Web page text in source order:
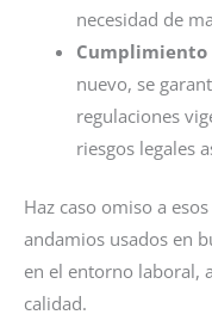
necesidad de
nuevo, se
regulaciones
riesgos legales
Haz caso omiso a
andamios usados en
en el entorno laboral,
calidad.